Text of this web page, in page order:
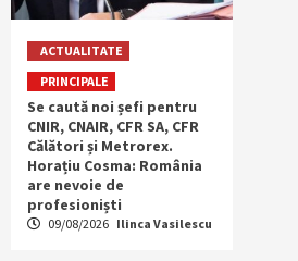
ACTUALITATE
PRINCIPALE
Se caută noi șefi pentru
CNIR, CNAIR, CFR SA, CFR
Călători și Metrorex.
Horațiu Cosma: România
are nevoie de
profesioniști
09/08/2026 Ilinca Vasilescu